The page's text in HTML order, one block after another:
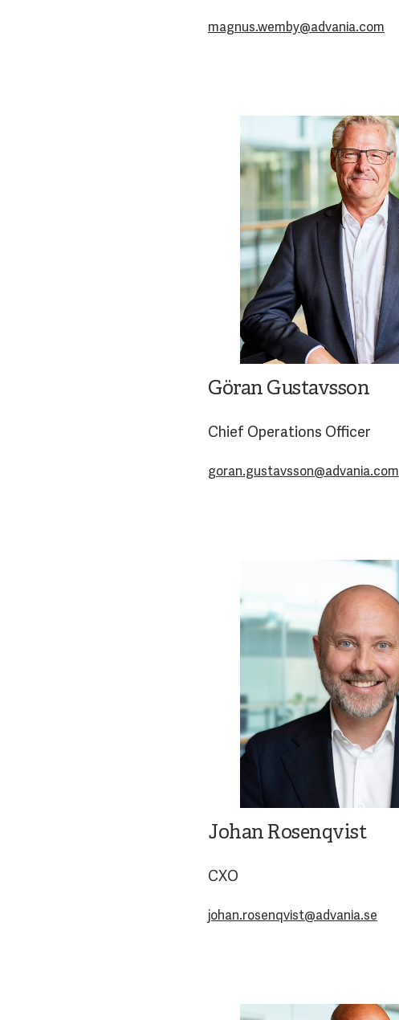
magnus.wemby@advania.com
Göran Gustavsson
Chief Operations Officer
goran.gustavsson@advania.com
Johan Rosenqvist
CXO
johan.rosenqvist@advania.se